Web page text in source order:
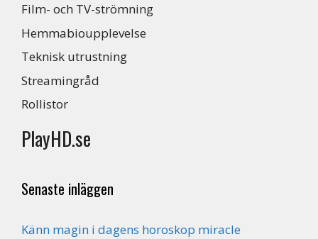
Film- och TV-strömning
Hemmabioupplevelse
Teknisk utrustning
Streamingråd
Rollistor
PlayHD.se
Senaste inläggen
Känn magin i dagens horoskop miracle